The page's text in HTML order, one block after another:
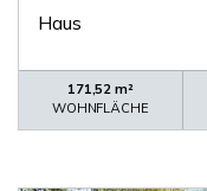
Haus
171,52 m²
WOHNFLÄCHE